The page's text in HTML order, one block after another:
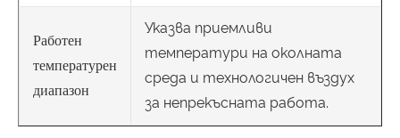
Работен
температурен
диапазон
Указва приемливи
температури на околната
среда и технологичен въздух
за непрекъсната работа.